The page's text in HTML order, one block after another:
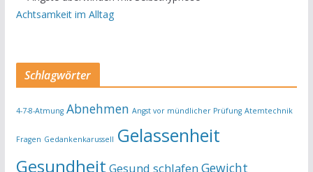
Achtsamkeit im Alltag
Schlagwörter
4-7-8-Atmung Abnehmen Angst vor mündlicher Prüfung Atemtechnik
Fragen Gedankenkarussell Gelassenheit
Gesundheit Gesund schlafen Gewicht